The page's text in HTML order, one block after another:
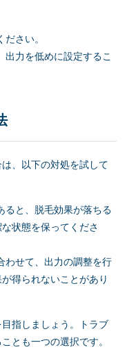
さい。
力を低めに設定するこ
、以下の対処を試して
ると、脱毛効果が落ちる
状態を保ってくださ
わせて、出力の調整を行
得られないことがあり
指しましょう。トラブ
とも一つの選択です。